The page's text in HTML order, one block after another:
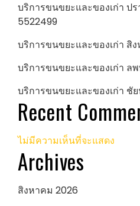
บริการขนขยะและของเก่า ป
5522499
บริการขนขยะและของเก่า สิ
บริการขนขยะและของเก่า ล
บริการขนขยะและของเก่า ชั
Recent
ไม่มีความเห็นที่จะแสดง
Archives
สิงหาคม 2026